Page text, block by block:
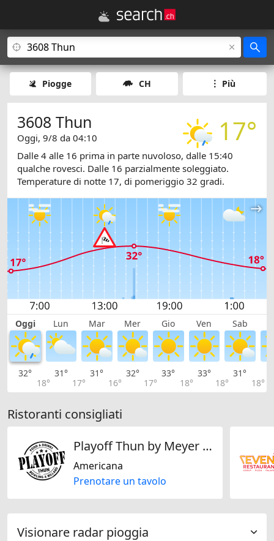
Piogge CH Più
17°
3608 Thun
Oggi, 9/8 da 04:10
Dalle 4 alle 16 prima in parte nuvoloso, dalle 15:40
qualche rovesci. Dalle 16 parzialmente soleggiato.
Temperature di notte 17, di pomeriggio 32 gradi.
Oggi Lun Mar Mer Gio Ven Sab
32°
18°
31°
17°
31°
16°
32°
17°
33°
18°
33°
18°
31°
18°
Ristoranti consigliati
Playoff Thun by Meyer Gastro & Event GmbH
Americana
Prenotare un tavolo
Visionare radar pioggia